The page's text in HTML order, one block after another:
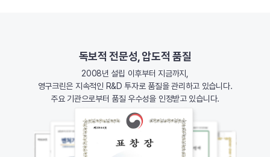
독보적 전문성, 압도적 품질
2008년 설립 이후부터 지금까지,
영구크린은 지속적인 R&D 투자로 품질을 관리하고 있습니다.
주요 기관으로부터 품질 우수성을 인정받고 있습니다.